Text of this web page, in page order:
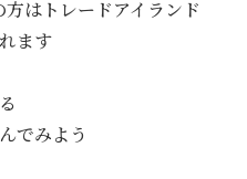
はトレードアイランド
ます
でみよう